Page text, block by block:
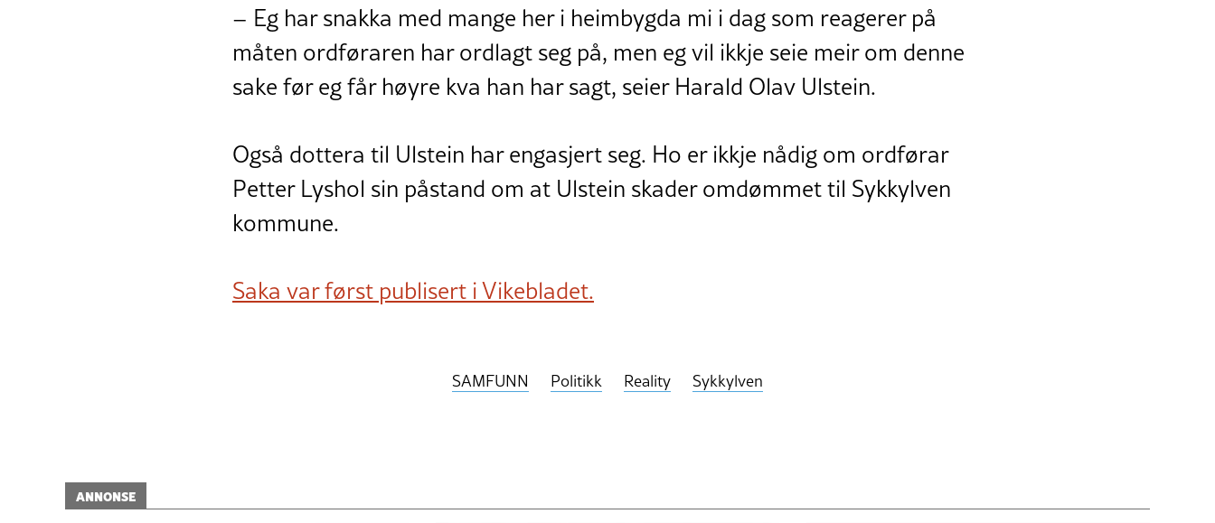
– Eg har snakka med mange her i heimbygda mi i dag som reagerer på
måten ordføraren har ordlagt seg på, men eg vil ikkje seie meir om denne
sake før eg får høyre kva han har sagt, seier Harald Olav Ulstein.
Også dottera til Ulstein har engasjert seg. Ho er ikkje nådig om ordførar
Petter Lyshol sin påstand om at Ulstein skader omdømmet til Sykkylven
kommune.
Saka var først publisert i Vikebladet.
SAMFUNN Politikk Reality Sykkylven
ANNONSE